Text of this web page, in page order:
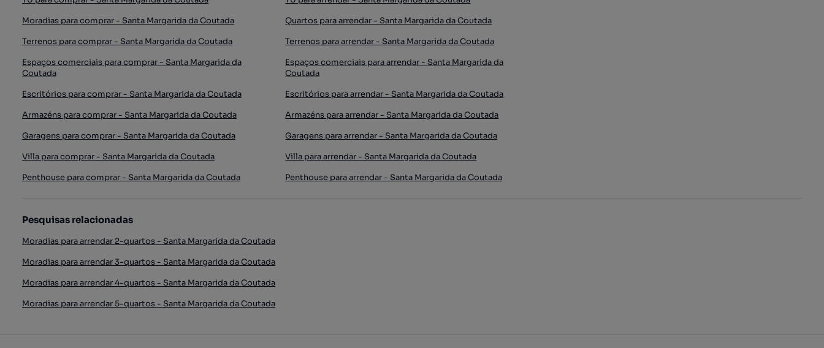
Moradias para comprar - Santa Margarida da Coutada
Terrenos para comprar - Santa Margarida da Coutada
Espaços comerciais para comprar - Santa Margarida da
Coutada
Escritórios para comprar - Santa Margarida da Coutada
Armazéns para comprar - Santa Margarida da Coutada
Garagens para comprar - Santa Margarida da Coutada
Villa para comprar - Santa Margarida da Coutada
Penthouse para comprar - Santa Margarida da Coutada
Quartos para arrendar - Santa Margarida da Coutada
Terrenos para arrendar - Santa Margarida da Coutada
Espaços comerciais para arrendar - Santa Margarida da
Coutada
Escritórios para arrendar - Santa Margarida da Coutada
Armazéns para arrendar - Santa Margarida da Coutada
Garagens para arrendar - Santa Margarida da Coutada
Villa para arrendar - Santa Margarida da Coutada
Penthouse para arrendar - Santa Margarida da Coutada
Pesquisas relacionadas
Moradias para arrendar 2-quartos - Santa Margarida da Coutada
Moradias para arrendar 3-quartos - Santa Margarida da Coutada
Moradias para arrendar 4-quartos - Santa Margarida da Coutada
Moradias para arrendar 5-quartos - Santa Margarida da Coutada